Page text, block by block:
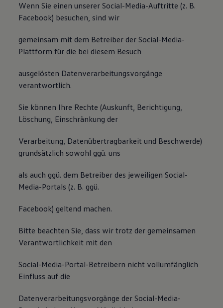
Wenn Sie einen unserer Social-Media-Auftritte (z. B.
Facebook) besuchen, sind wir
gemeinsam mit dem Betreiber der Social-Media-
Plattform für die bei diesem Besuch
ausgelösten Datenverarbeitungsvorgänge
verantwortlich.
Sie können Ihre Rechte (Auskunft, Berichtigung,
Löschung, Einschränkung der
Verarbeitung, Datenübertragbarkeit und Beschwerde)
grundsätzlich sowohl ggü. uns
als auch ggü. dem Betreiber des jeweiligen Social-
Media-Portals (z. B. ggü.
Facebook) geltend machen.
Bitte beachten Sie, dass wir trotz der gemeinsamen
Verantwortlichkeit mit den
Social-Media-Portal-Betreibern nicht vollumfänglich
Einfluss auf die
Datenverarbeitungsvorgänge der Social-Media-